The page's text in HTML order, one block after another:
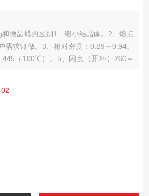
微晶蜡的区别 1、细小结晶体。 2、熔点
求订做。 3、相对密度：0.89～0.94。
（100℃）。 5、闪点（开杯）260～